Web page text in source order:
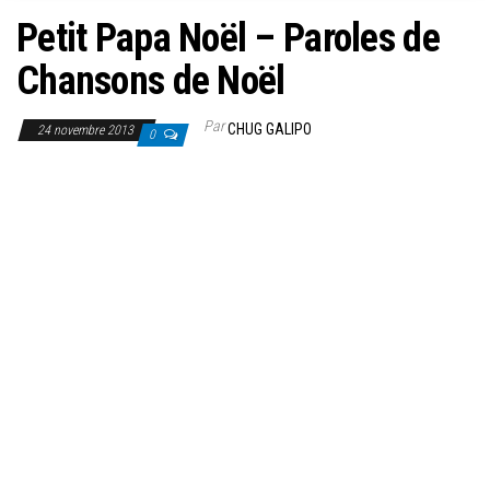
Petit Papa Noël – Paroles de
Chansons de Noël
24 novembre 2013 0 ParCHUG GALIPO